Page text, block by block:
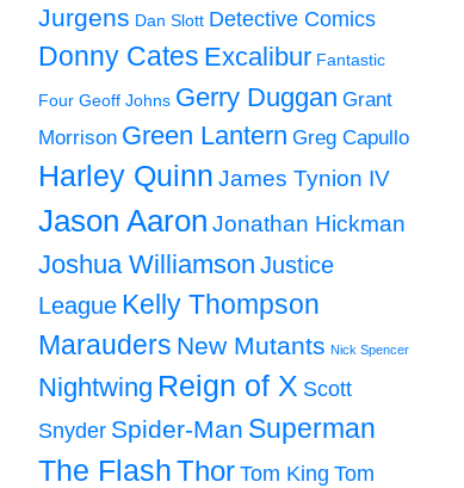
Jurgens Dan Slott Detective Comics
Donny Cates Excalibur Fantastic
Four Geoff Johns Gerry Duggan Grant
Morrison Green Lantern Greg Capullo
Harley Quinn James Tynion IV
Jason Aaron Jonathan Hickman
Joshua Williamson Justice
League Kelly Thompson
Marauders New Mutants Nick Spencer
Nightwing Reign of X Scott
Snyder Spider-Man Superman
The FlashThor Tom King Tom